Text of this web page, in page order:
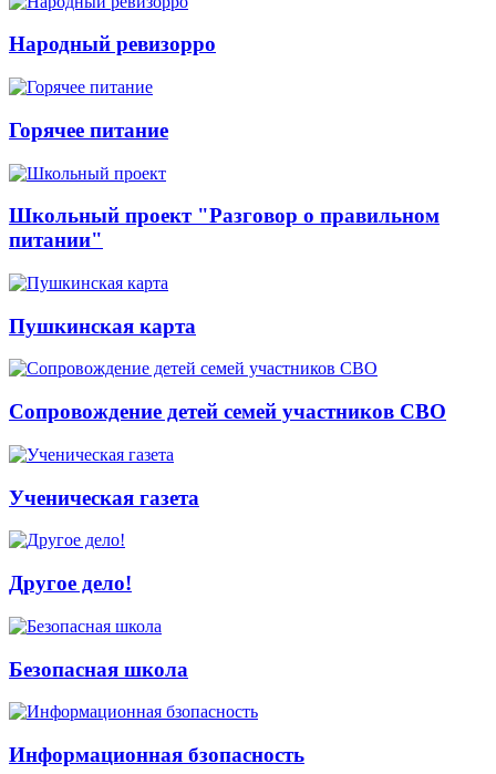
Народный ревизорро
Горячее питание
Школьный проект "Разговор о правильном
питании"
Пушкинская карта
Сопровождение детей семей участников СВО
Ученическая газета
Другое дело!
Безопасная школа
Информационная бзопасность